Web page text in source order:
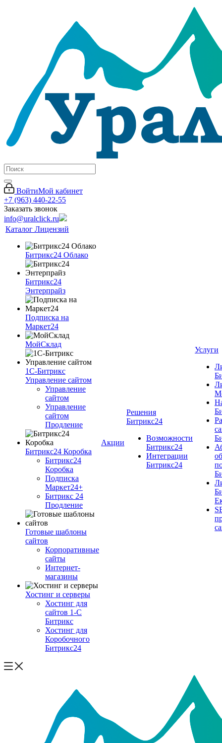
ВойтиМой кабинет
+7 (963) 440-22-55
Заказать звонок
info@uralclick.ru
Каталог Лицензий
Битрикс24 Облако
Битрикс24
Энтерпрайз
Подписка на
Маркет24
МойСклад
1С-Битрикс
Управление сайтом
Управление
cайтом
Управление
сайтом
Продление
Битрикс24 Коробка
Битрикс24
Коробка
Подписка
Маркет24+
Битрикс 24
Продление
Готовые шаблоны
сайтов
Корпоративные
сайты
Интернет-
магазины
Хостинг и серверы
Хостинг для
сайтов 1-C
Битрикс
Хостинг для
Коробочного
Битрикс24
Акции
Решения
Битрикс24
Возможности
Битрикс24
Интеграции
Битрикс24
Услуги